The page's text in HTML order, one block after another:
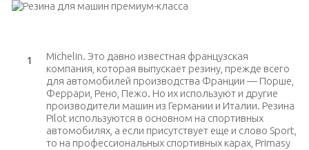
Michelin. Это давно известная французская
компания, которая выпускает резину, прежде всего
для автомобилей производства Франции — Порше,
Феррари, Рено, Пежо. Но их используют и другие
производители машин из Германии и Италии. Резина
Pilot используются в основном на спортивных
автомобилях, а если присутствует еще и слово Sport,
то на профессиональных спортивных карах, Primasy